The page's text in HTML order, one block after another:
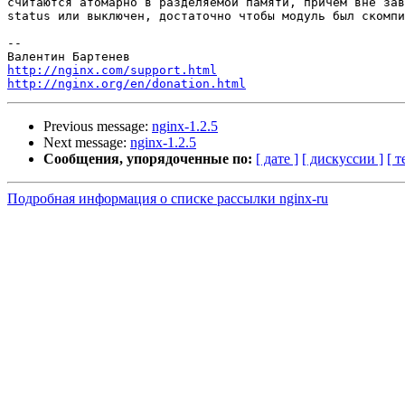
status или выключен, достаточно чтобы модуль был
--
http://nginx.com/support.html
http://nginx.org/en/donation.html
Previous message: nginx-1.2.5
Next message: nginx-1.2.5
Сообщения, упорядоченные по: [ дате ] [ дискуссии ] [
Подробная информация о списке рассылки nginx-ru